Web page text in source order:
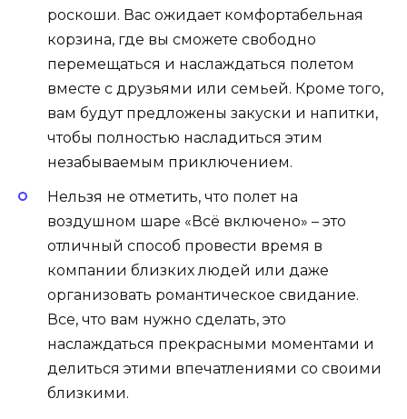
роскоши. Вас ожидает комфортабельная
корзина, где вы сможете свободно
перемещаться и наслаждаться полетом
вместе с друзьями или семьей. Кроме того,
вам будут предложены закуски и напитки,
чтобы полностью насладиться этим
незабываемым приключением.
Нельзя не отметить, что полет на
воздушном шаре «Всё включено» – это
отличный способ провести время в
компании близких людей или даже
организовать романтическое свидание.
Все, что вам нужно сделать, это
наслаждаться прекрасными моментами и
делиться этими впечатлениями со своими
близкими.